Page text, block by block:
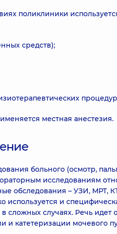
поликлиники
средств);
местная анестезия.
больного (осмотр,
исследованиям
обследования – УЗИ, МРТ,
используется и
сложных случаях. Речь
и катетеризации мочевого